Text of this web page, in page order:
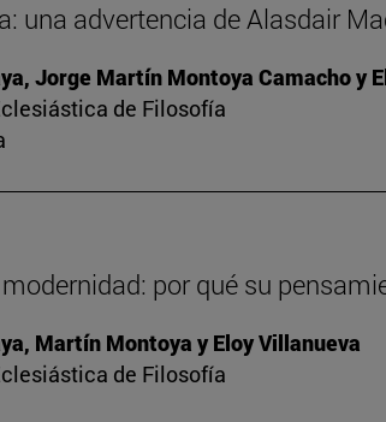
una advertencia de Alasdair
Jorge Martín Montoya Camacho y
de Filosofía
por qué su
Martín Montoya y Eloy Villanueva
de Filosofía